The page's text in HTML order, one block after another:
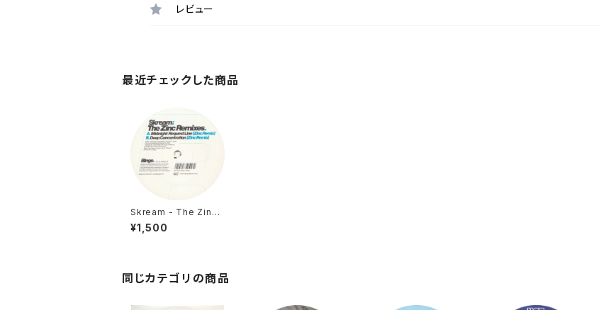
レビュー
最近チェックした商品
Skream - The Zinc
Remixes [Bingo Be
ats / 2006]
¥1,500
同じカテゴリの商品